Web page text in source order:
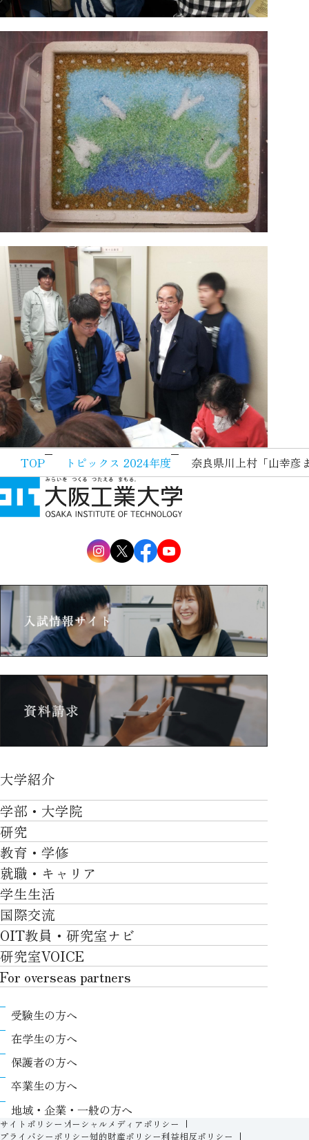
TOP トピックス 2024年度 奈良県川上村「山幸彦
大学紹介
大学紹介TOP
OVER THE LIMIT
大学について
施設一覧
社会・地域・高大連携
川上村での取り組み
アクセス
ポリシー/コンプライアンス
卒業生VOICE
学部・大学院
学部・大学院TOP
工学部
ロボティクス＆デザイン工学部
情報科学部
知的財産学部
工学研究科
ロボティクス＆デザイン工学研究科
知的財産専門職大学院
研究
研究TOP
研究について
産官学連携
教育・学修
教育・学修TOP
卒業時質保証を担う独自の教育システム
自律学修
学習支援
リカレント教育プログラム
高大接続
教職課程
教育センター
履修、授業、試験について
シラバス
FD活動
教務事項に関するQ&A
就職・キャリア
就職・キャリアTOP
就職サポート
キャリア形成
インターンシップ
学生生活
学生生活TOP
キャンパスライフ
課外活動
学費
奨学金
生活支援
情報センター
証明書発行について（在学生向け）
保健室
学生生活に関する相談窓口
国際交流
国際交流TOP
グローバルな人材育成
国際交流プログラムについて
国際交流プログラムのサポート体制等
キャンパス内での国際交流
国際交流センター
協定校
For foreigners
OIT教員・研究室ナビ
研究室VOICE
For overseas partners
About
Research
International (Exchange students / Overseas
partners)
Contact
受験生の方へ
在学生の方へ
保護者の方へ
卒業生の方へ
地域・企業・一般の方へ
サイトポリシー ソーシャルメディアポリシー
プライバシーポリシー知的財産ポリシー利益相反ポリシー